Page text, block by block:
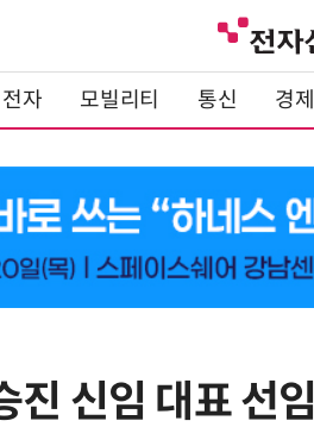
전자 모빌리티 통신 경제
진 신임 대표 선임